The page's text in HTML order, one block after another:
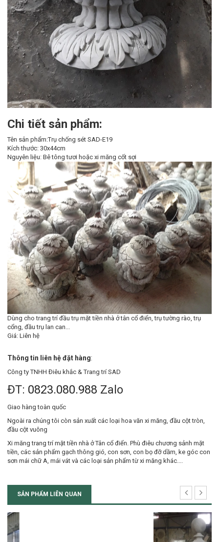
Chi tiết sản phẩm:
Tên sản phẩm:Trụ chống sét SAD-E19
Kích thước: 30x44cm
Nguyên liệu: Bê tông tươi hoặc xi măng cốt sợi
Dùng cho trang trí đầu trụ mặt tiền nhà ở tân cổ điển, trụ tường rào, trụ
cổng, đầu trụ lan can...
Giá: Liên hệ
Thông tin liên hệ đặt hàng:
Công ty TNHH Điêu khắc & Trang trí SAD
ĐT: 0823.080.988 Zalo
Giao hàng toàn quốc
Ngoài ra chúng tôi còn sản xuất các loại hoa văn xi măng, đầu cột tròn,
đầu cột vuông
Xi măng trang trí mặt tiền nhà ở Tân cổ điển. Phù điêu chương sảnh mặt
tiền, các sản phẩm gạch thông gió, con sơn, con bọ đỡ dầm, ke góc con
sơn mái chữ A, mái vát và các loại sản phẩm từ xi măng khác....
SẢN PHẨM LIÊN QUAN